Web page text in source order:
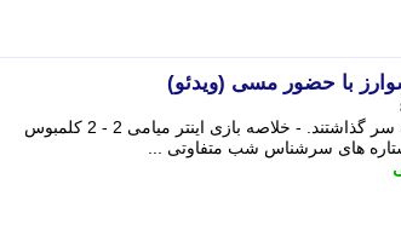
در دیدارهای اخیر MLS، ستاره های سرشناس شب متفاوتی را پشت سر گذاشتند. - خلاصه بازی اینتر میامی 2 - 2 کلمبوس